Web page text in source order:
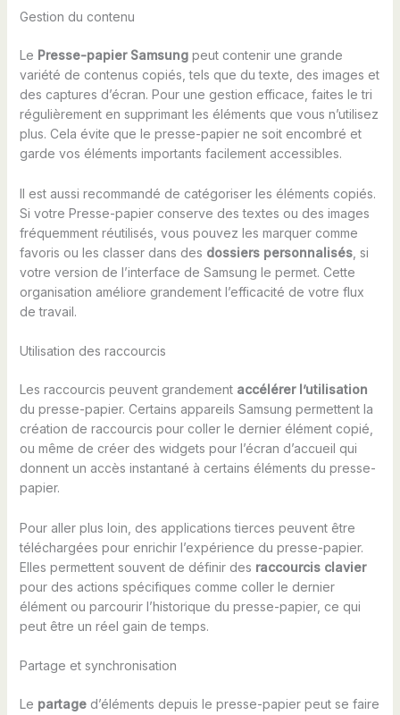
Gestion du contenu
Le Presse-papier Samsungpeut contenir une grande
variété de contenus copiés, tels que du texte, des images et
des captures d’écran. Pour une gestion efficace, faites le tri
régulièrement en supprimant les éléments que vous n’utilisez
plus. Cela évite que le presse-papier ne soit encombré et
garde vos éléments importants facilement accessibles.
Il est aussi recommandé de catégoriser les éléments copiés.
Si votre Presse-papier conserve des textes ou des images
fréquemment réutilisés, vous pouvez les marquer comme
favoris ou les classer dans des dossiers personnalisés, si
votre version de l’interface de Samsung le permet. Cette
organisation améliore grandement l’efficacité de votre flux
de travail.
Utilisation des raccourcis
Les raccourcis peuvent grandement accélérer l’utilisation
du presse-papier. Certains appareils Samsung permettent la
création de raccourcis pour coller le dernier élément copié,
ou même de créer des widgets pour l’écran d’accueil qui
donnent un accès instantané à certains éléments du presse-
papier.
Pour aller plus loin, des applications tierces peuvent être
téléchargées pour enrichir l’expérience du presse-papier.
Elles permettent souvent de définir des raccourcis clavier
pour des actions spécifiques comme coller le dernier
élément ou parcourir l’historique du presse-papier, ce qui
peut être un réel gain de temps.
Partage et synchronisation
Le partaged’éléments depuis le presse-papier peut se faire